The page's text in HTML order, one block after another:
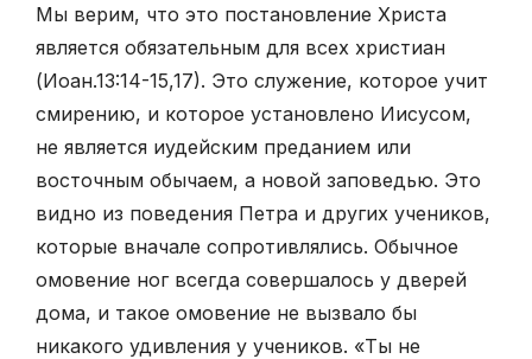
Мы верим, что это постановление Христа
является обязательным для всех христиан
(Иоан.13:14-15,17). Это служение, которое учит
смирению, и которое установлено Иисусом,
не является иудейским преданием или
восточным обычаем, а новой заповедью. Это
видно из поведения Петра и других учеников,
которые вначале сопротивлялись. Обычное
омовение ног всегда совершалось у дверей
дома, и такое омовение не вызвало бы
никакого удивления у учеников. «Ты не